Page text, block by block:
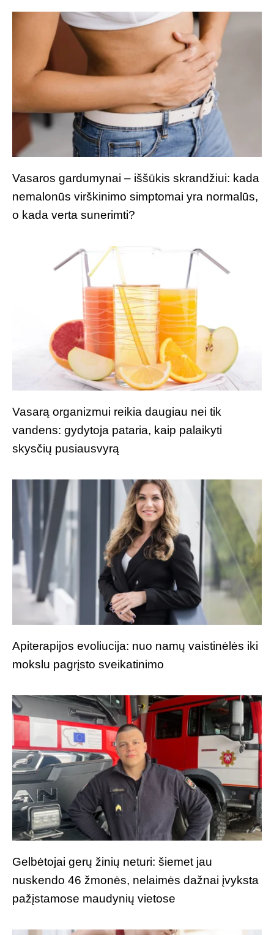
Vasaros gardumynai – iššūkis skrandžiui: kada
nemalonūs virškinimo simptomai yra normalūs,
o kada verta sunerimti?
Vasarą organizmui reikia daugiau nei tik
vandens: gydytoja pataria, kaip palaikyti
skysčių pusiausvyrą
Apiterapijos evoliucija: nuo namų vaistinėlės iki
mokslu pagrįsto sveikatinimo
Gelbėtojai gerų žinių neturi: šiemet jau
nuskendo 46 žmonės, nelaimės dažnai įvyksta
pažįstamose maudynių vietose